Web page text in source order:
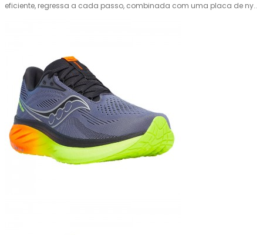
eficiente, regressa a cada passo, combinada com uma placa de ny..